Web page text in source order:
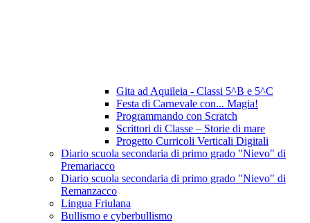
Gita ad Aquileia - Classi 5^B e 5^C
Festa di Carnevale con... Magia!
Programmando con Scratch
Scrittori di Classe – Storie di mare
Progetto Curricoli Verticali Digitali
Diario scuola secondaria di primo grado "Nievo" di
Premariacco
Diario scuola secondaria di primo grado "Nievo" di
Remanzacco
Lingua Friulana
Bullismo e cyberbullismo